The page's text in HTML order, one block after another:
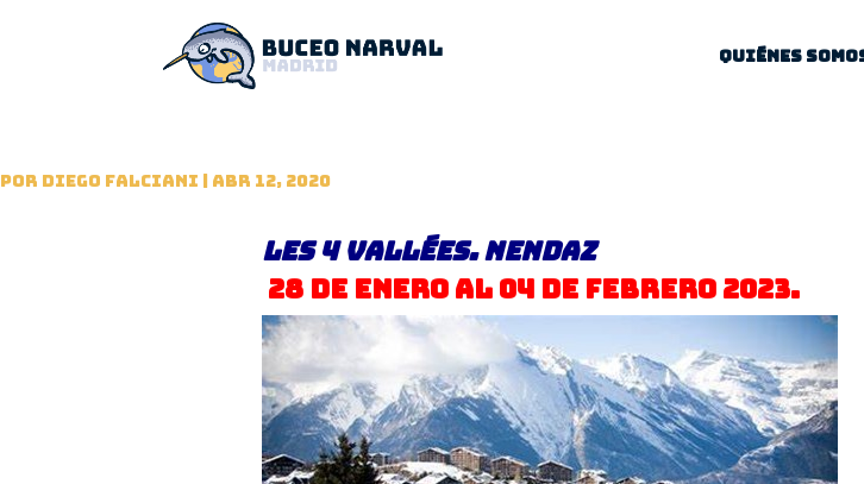
Quiénes
por Diego Falciani | Abr 12, 2020
Les 4 Vallées. Nendaz
28 de Enero al 04 de Febrero 2023.